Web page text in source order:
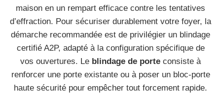
maison en un rempart efficace contre les tentatives
d’effraction. Pour sécuriser durablement votre foyer, la
démarche recommandée est de privilégier un blindage
certifié A2P, adapté à la configuration spécifique de
vos ouvertures. Le blindage de porte consiste à
renforcer une porte existante ou à poser un bloc-porte
haute sécurité pour empêcher tout forcement rapide.